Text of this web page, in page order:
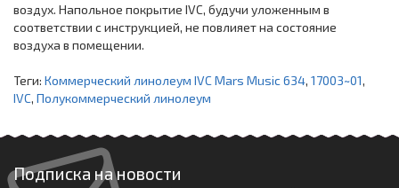
воздух. Напольное покрытие IVC, будучи уложенным в
соответствии с инструкцией, не повлияет на состояние
воздуха в помещении.
Теги: Коммерческий линолеум IVC Mars Music 634, 17003~01,
IVC, Полукоммерческий линолеум
Подписка на новости